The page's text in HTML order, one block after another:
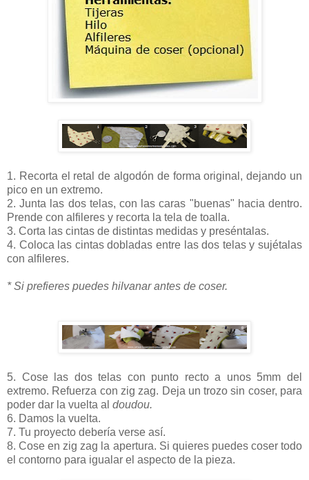
1. Recorta el retal de algodón de forma original, dejando un
pico en un extremo.
2. Junta las dos telas, con las caras "buenas" hacia dentro.
Prende con alfileres y recorta la tela de toalla.
3. Corta las cintas de distintas medidas y preséntalas.
4. Coloca las cintas dobladas entre las dos telas y sujétalas
con alfileres.
* Si prefieres puedes hilvanar antes de coser.
5. Cose las dos telas con punto recto a unos 5mm del
extremo. Refuerza con zig zag. Deja un trozo sin coser, para
poder dar la vuelta al doudou.
6. Damos la vuelta.
7. Tu proyecto debería verse así.
8. Cose en zig zag la apertura. Si quieres puedes coser todo
el contorno para igualar el aspecto de la pieza.